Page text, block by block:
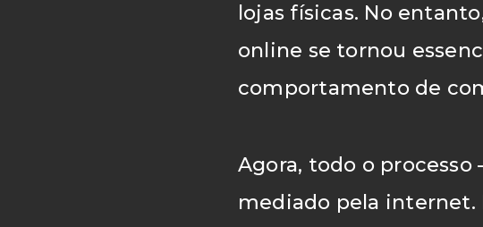
/
lojas físicas. No
online se tornou
comportamento de
Agora, todo o processo
mediado pela internet.